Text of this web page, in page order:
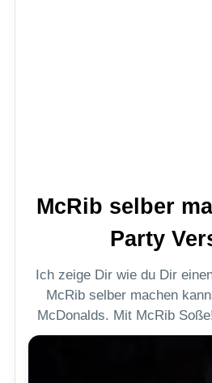
McRib selber
Party
Ich zeige Dir wie du Dir
McRib selber machen
McDonalds. Mit McRib